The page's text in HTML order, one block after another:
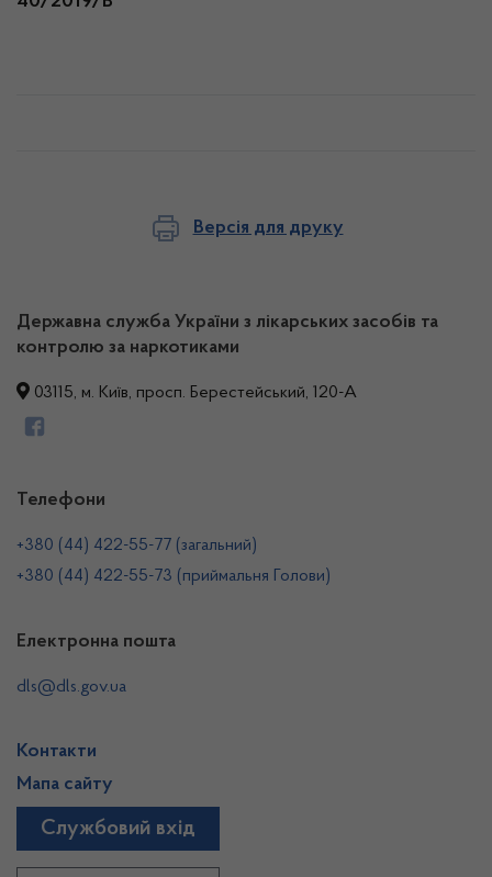
Версія для друку
Державна служба України з лікарських засобів та
контролю за наркотиками
03115, м. Київ, просп. Берестейський, 120-А
Телефони
+380 (44) 422-55-77 (загальний)
+380 (44) 422-55-73 (приймальня Голови)
Електронна пошта
dls@dls.gov.ua
Контакти
Мапа сайту
Службовий вхід